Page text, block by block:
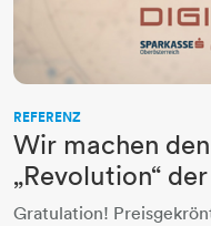
REFERENZ
Wir machen
„Revolution“
Gratulation!